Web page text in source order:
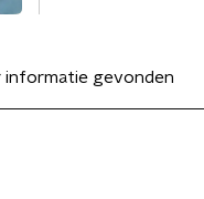
informatie gevonden